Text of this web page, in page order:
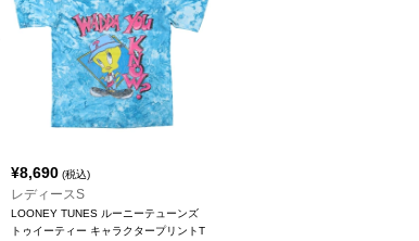
¥8,690 (税込)
レディースS
LOONEY TUNES ルーニーテューンズ
トゥイーティー キャラクタープリントT